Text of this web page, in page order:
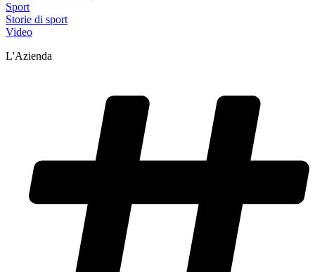
Sport
Storie di sport
Video
L'Azienda